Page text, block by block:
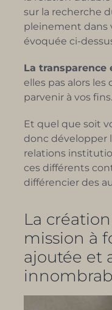
sur la recherche
pleinement dans
évoquée ci-
La transparence
elles pas alors
parvenir à vos fins.
Et quel que soit
donc développer
relations
ces différents
différencier des
La
mission à
ajoutée et